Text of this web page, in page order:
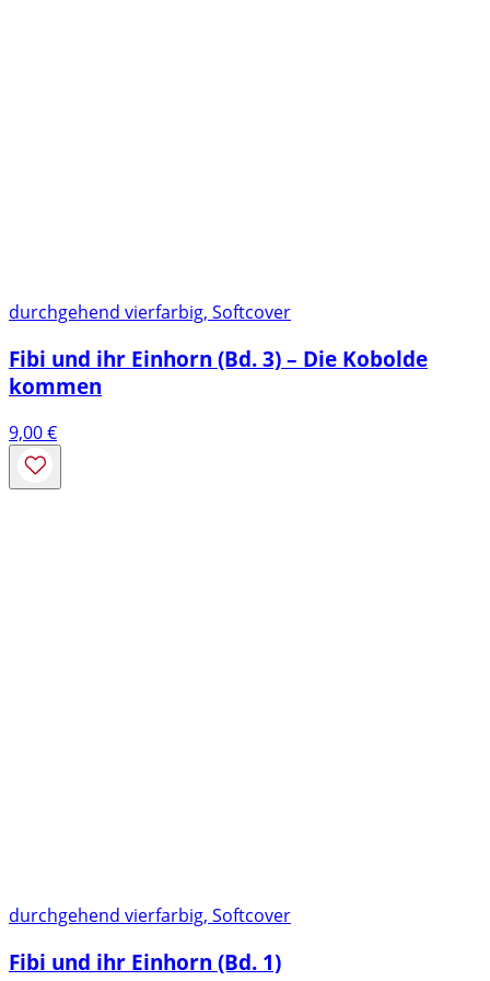
durchgehend vierfarbig, Softcover
Fibi und ihr Einhorn (Bd. 3) – Die Kobolde
kommen
9,00€
durchgehend vierfarbig, Softcover
Fibi und ihr Einhorn (Bd. 1)